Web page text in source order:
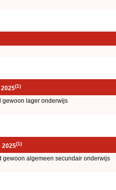
(1)
lager onderwijs
2025(1)
gewoon algemeen secundair onderwijs